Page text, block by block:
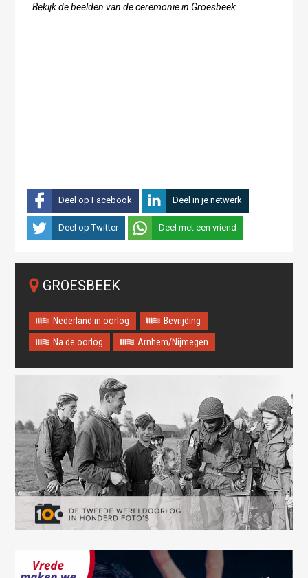
Bekijk de beelden van de ceremonie in Groesbeek
Deel op Facebook Deel in je netwerk
Deel op Twitter Deel met een vriend
GROESBEEK
Nederland in oorlog
Bevrijding
Na de oorlog
Arnhem/Nijmegen